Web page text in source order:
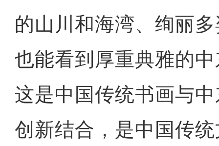
的山川和海湾、绚丽
也能看到厚重典雅的
这是中国传统书画与
创新结合，是中国传